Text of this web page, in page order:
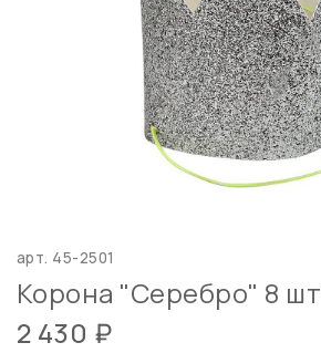
арт. 45-2501
Корона "Серебро" 8 шт
2 430 ₽